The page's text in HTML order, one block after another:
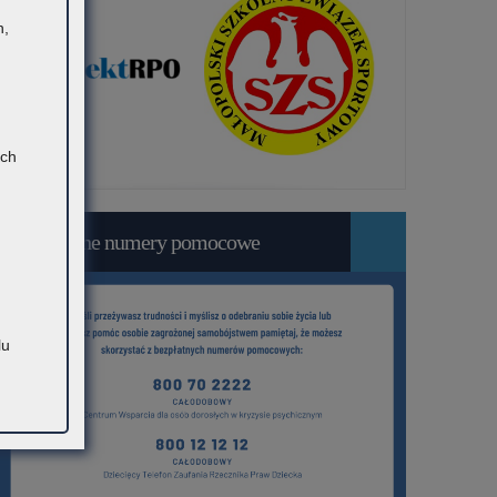
Bezpłatne numery pomocowe